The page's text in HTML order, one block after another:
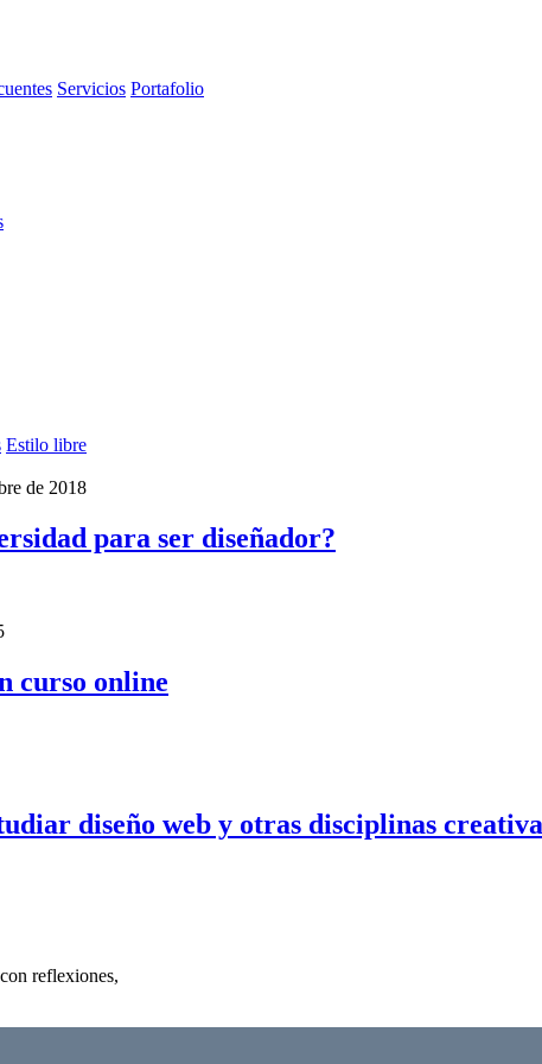
Servicios Portafolio
Estilo libre
de 2018
para ser diseñador?
curso online
diseño web y otras disciplinas
reflexiones,